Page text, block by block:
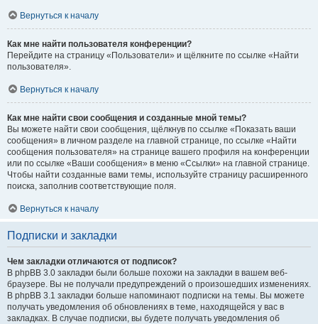
Вернуться к началу
Как мне найти пользователя конференции?
Перейдите на страницу «Пользователи» и щёлкните по ссылке «Найти
пользователя».
Вернуться к началу
Как мне найти свои сообщения и созданные мной темы?
Вы можете найти свои сообщения, щёлкнув по ссылке «Показать ваши
сообщения» в личном разделе на главной странице, по ссылке «Найти
сообщения пользователя» на странице вашего профиля на конференции
или по ссылке «Ваши сообщения» в меню «Ссылки» на главной странице.
Чтобы найти созданные вами темы, используйте страницу расширенного
поиска, заполнив соответствующие поля.
Вернуться к началу
Подписки и закладки
Чем закладки отличаются от подписок?
В phpBB 3.0 закладки были больше похожи на закладки в вашем веб-
браузере. Вы не получали предупреждений о произошедших изменениях.
В phpBB 3.1 закладки больше напоминают подписки на темы. Вы можете
получать уведомления об обновлениях в теме, находящейся у вас в
закладках. В случае подписки, вы будете получать уведомления об